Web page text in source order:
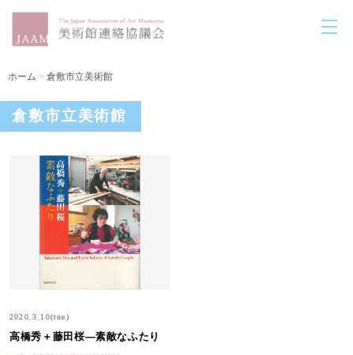
ホーム > 倉敷市立美術館
倉敷市立美術館
2020.3.10(tue)
高橋秀＋藤田桜―素敵なふたり